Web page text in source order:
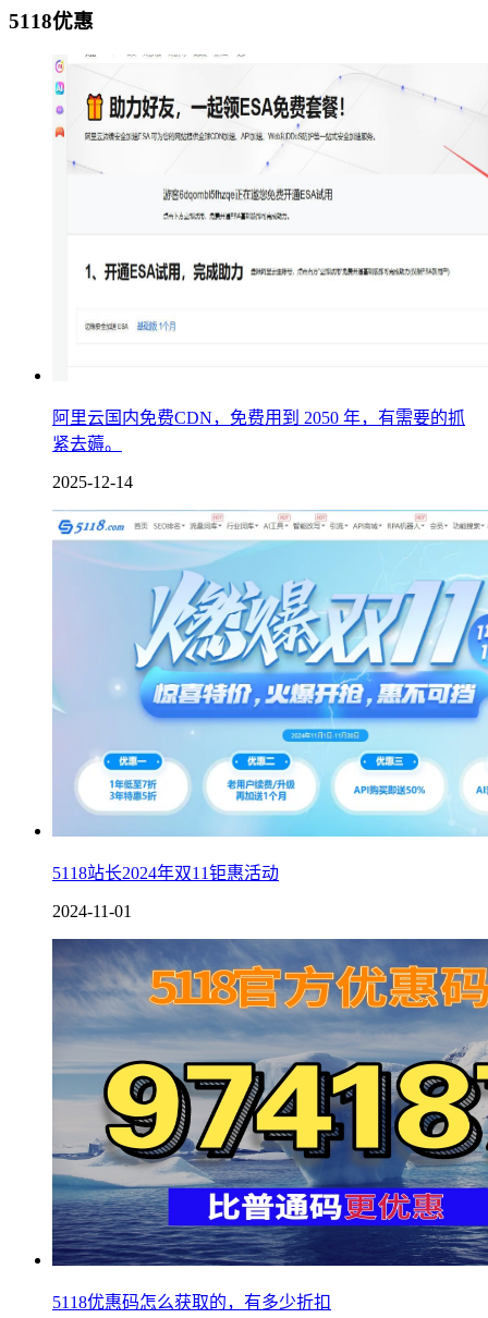
5118优惠
阿里云国内免费CDN，免费用到 2050 年，有需要的抓
紧去薅。
2025-12-14
5118站长2024年双11钜惠活动
2024-11-01
5118优惠码怎么获取的，有多少折扣